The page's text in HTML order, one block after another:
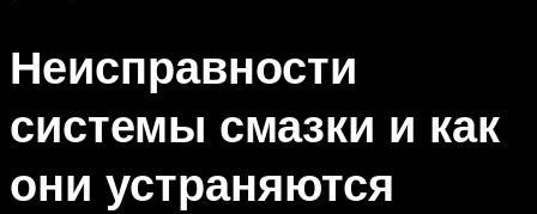
Неисправности
системы смазки и как
они устраняются